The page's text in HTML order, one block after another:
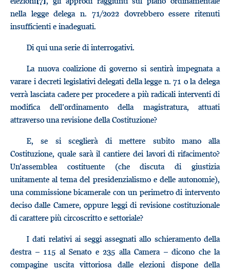
nella legge delega n. 71/2022 dovrebbero essere ritenuti
insufficienti e inadeguati.
Di qui una serie di interrogativi.
La nuova coalizione di governo si sentirà impegnata a
varare i decreti legislativi delegati della legge n. 71 o la delega
verrà lasciata cadere per procedere a più radicali interventi di
modifica dell’ordinamento della magistratura, attuati
attraverso una revisione della Costituzione?
E, se si sceglierà di mettere subito mano alla
Costituzione, quale sarà il cantiere dei lavori di rifacimento?
Un’assemblea costituente (che discuta di giustizia
unitamente al tema del presidenzialismo e delle autonomie),
una commissione bicamerale con un perimetro di intervento
deciso dalle Camere, oppure leggi di revisione costituzionale
di carattere più circoscritto e settoriale?
I dati relativi ai seggi assegnati allo schieramento della
destra – 115 al Senato e 235 alla Camera – dicono che la
compagine uscita vittoriosa dalle elezioni dispone della